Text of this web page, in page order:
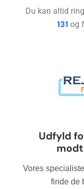
Du kan altid
131 og
venligst
felt
Udfyld
Vores
finde de